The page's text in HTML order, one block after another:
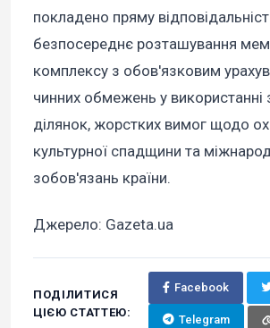
покладено пряму
безпосереднє розташування
комплексу з обов'язковим
чинних обмежень у використанні
ділянок, жорстких вимог щодо
культурної спадщини та
зобов'язань країни.
Джерело: Gazeta.ua
ПОДІЛИТИСЯ
ЦІЄЮ СТАТТЕЮ:
Facebook
Telegram